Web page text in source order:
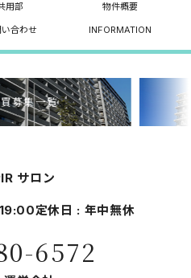
用部 物件概要
い合わせ INFORMATION
募集一覧
サロン
定休日 : 年中無休
6572